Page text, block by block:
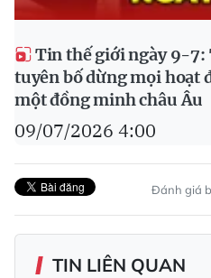
Tin thế giới ngày 9-
tuyên bố dừng mọi hoạt
một đồng minh châu Âu
09/07/2026 4:00
Đánh giá
TIN LIÊN QUAN